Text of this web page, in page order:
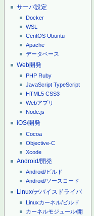
サーバ設定
Docker
WSL
CentOS Ubuntu
Apache
データベース
Web開発
PHP Ruby
JavaScript TypeScript
HTML5 CSS3
Webアプリ
Node.js
iOS/開発
Cocoa
Objective-C
Xcode
Android/開発
Android/ビルド
Android/ソースコード
Linux/デバイスドライバ
Linuxカーネル/ビルド
カーネルモジュール/開